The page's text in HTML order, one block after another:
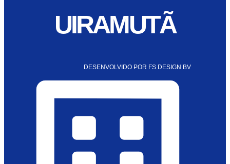
UIRAMUTÃ
DESENVOLVIDO POR FS DESIGN BV